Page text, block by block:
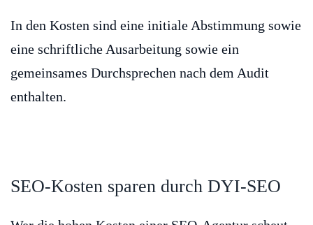
In den Kosten sind eine initiale Abstimmung sowie
eine schriftliche Ausarbeitung sowie ein
gemeinsames Durchsprechen nach dem Audit
enthalten.
SEO-Kosten sparen durch DYI-SEO